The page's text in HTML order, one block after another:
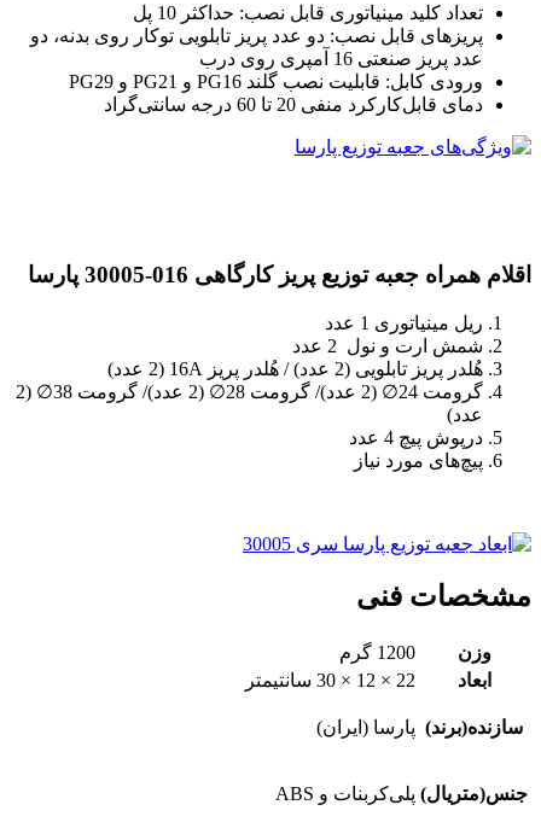
تعداد کلید مینیاتوری قابل نصب: حداکثر 10 پل
پریزهای قابل نصب: دو عدد پریز تابلویی توکار روی بدنه، دو
عدد پریز صنعتی 16 آمپری روی درب
ورودی کابل: قابلیت نصب گلند PG16 و PG21 و PG29
دمای قابل‌کارکرد منفی 20 تا 60 درجه سانتی‌گراد
اقلام همراه جعبه توزیع پریز کارگاهی 016-30005 پارسا
ریل مینیاتوری 1 عدد
شمش ارت و نول ‍‍‍‍‍‍‍ 2 عدد
هُلدر پریز تابلویی (2 عدد) / هُلدر پریز 16A (2 عدد)
گرومت 24∅ (2 عدد)/ گرومت 28∅ (2 عدد)/ گرومت 38∅ (2
عدد)
درپوش پیچ 4 عدد
پیچ‌های مورد نیاز
مشخصات فنی
وزن
1200 گرم
ابعاد
22 × 12 × 30 سانتیمتر
سازنده(برند) پارسا (ایران)
جنس(متریال) پلی‌کربنات و ABS